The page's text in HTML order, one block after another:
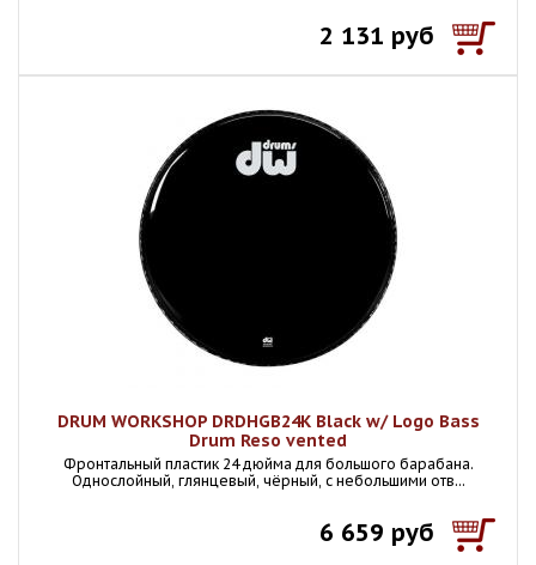
2 131 руб
DRUM WORKSHOP DRDHGB24K Black w/ Logo Bass
Drum Reso vented
Фронтальный пластик 24 дюйма для большого барабана.
Однослойный, глянцевый, чёрный, с небольшими отв...
6 659 руб